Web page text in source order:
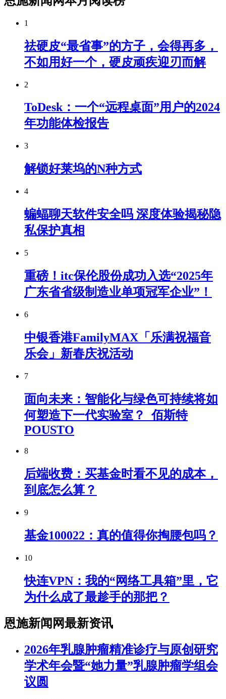
1
祛硬皮“最省事”的方子，会得再多，
不如用好一个，硬皮顽疾迎刃而解
2
ToDesk：一个“远程桌面”用户的2024
年功能体检报告
3
解锁好莱坞的N种方式
4
蝙蝠聊天软件安全吗 深度体验揭秘隐
私保护真相
5
重磅！itc保伦股份成功入选“2025年
广东省省级制造业单项冠军企业”！
6
中银香港FamilyMAX「乐满祝福音
乐会」新春庆祝活动
7
面向未来：智能化与绿色可持续将如
何塑造下一代实验室？_佰斯特
POUSTO
8
后端收费：买基金时看不见的成本，
到底怎么算？
9
基金100022：真的值得你掏腰包吗？
10
快连VPN：我的“网络工具箱”里，它
为什么成了最趁手的那把？
恩施新闻网最新资讯
2026年乳腺肿瘤精准诊疗与原创研究
学术年会暨“她力量”乳腺肿瘤学组会
议圆